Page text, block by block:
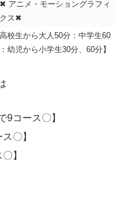
アニメ・モーショングラフィ
ス✖
高校生から大人50分：中学生60
幼児から小学生30分、60分】
9コース〇】
〇】
】